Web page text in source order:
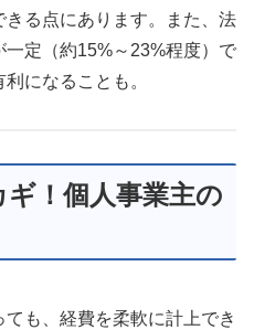
る点にあります。また、法
一定（約15%～23%程度）で
になることも。
！個人事業主の
も、経費を柔軟に計上でき